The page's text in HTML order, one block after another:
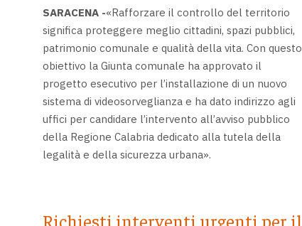
SARACENA -«Rafforzare il controllo del territorio
significa proteggere meglio cittadini, spazi pubblici,
patrimonio comunale e qualità della vita. Con questo
obiettivo la Giunta comunale ha approvato il
progetto esecutivo per l’installazione di un nuovo
sistema di videosorveglianza e ha dato indirizzo agli
uffici per candidare l’intervento all’avviso pubblico
della Regione Calabria dedicato alla tutela della
legalità e della sicurezza urbana».
Richiesti interventi urgenti per il